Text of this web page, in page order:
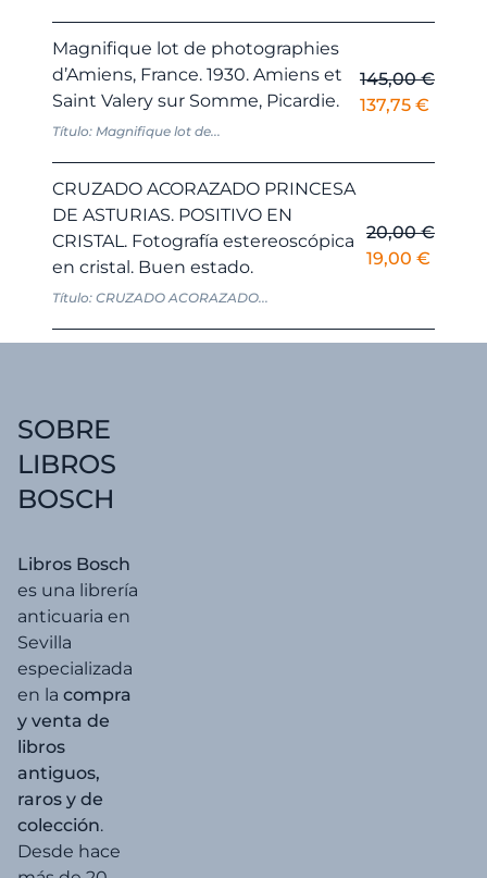
original
era:
900,00 €.
actual
855,00 €.
Magnifique lot de photographies
d’Amiens, France. 1930. Amiens et
Saint Valery sur Somme, Picardie.
Título: Magnifique lot de...
145,00€
El
137,75 €
CRUZADO ACORAZADO PRINCESA
DE ASTURIAS. POSITIVO EN
CRISTAL. Fotografía estereoscópica
en cristal. Buen estado.
Título: CRUZADO ACORAZADO...
20,00€
El
era:
19,00 €
es:
SOBRE
LIBROS
BOSCH
Libros Bosch
es una librería
anticuaria en
Sevilla
especializada
en la compra
y venta de
libros
antiguos,
raros y de
colección.
Desde hace